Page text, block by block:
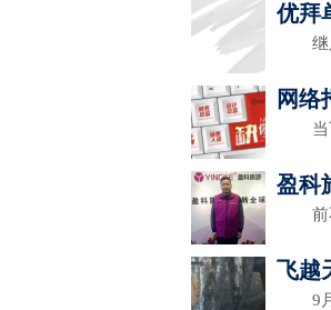
优拜
继广
网络
当下
盈科
前不
飞越
9月